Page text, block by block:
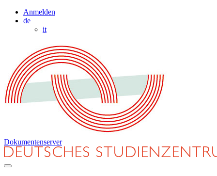
Anmelden
de
it
Dokumentenserver